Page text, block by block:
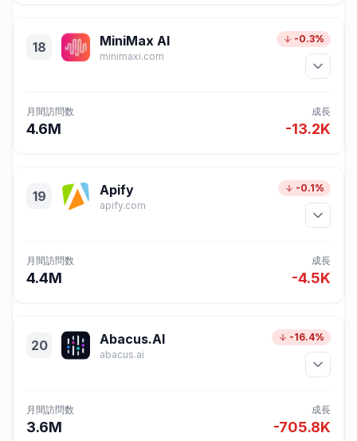
18 MiniMax AI
minimaxi.com
-0.3%
月間訪問数
4.6M
成長
-13.2K
19 Apify
apify.com
-0.1%
月間訪問数
4.4M
成長
-4.5K
20 Abacus.AI
abacus.ai
-16.4%
月間訪問数
3.6M
成長
-705.8K